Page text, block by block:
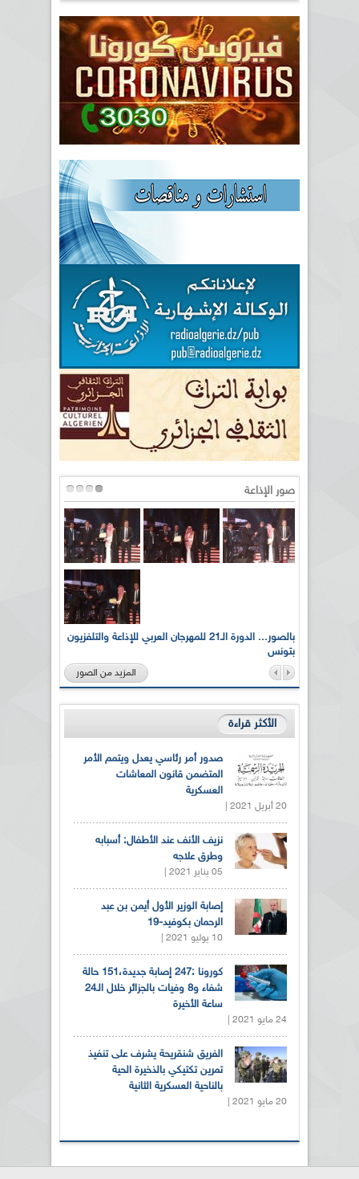
صور الإذاعة
بالصور... الدورة الـ21 للمهرجان العربي للإذاعة والتلفزيون
بتونس
المزيد من الصور
الأكثر قراءة
صدور أمر رئاسي يعدل ويتمم الأمر
المتضمن قانون المعاشات
العسكرية
20 أبريل 2021 |
نزيف الأنف عند الأطفال: أسبابه
وطرق علاجه
05 يناير 2021 |
إصابة الوزير الأول أيمن بن عبد
الرحمان بكوفيد-19
10 يوليو 2021 |
كورونا :247 إصابة جديدة،151 حالة
شفاء و8 وفيات بالجزائر خلال الـ24
ساعة الأخيرة
24 مايو 2021 |
الفريق شنقريحة يشرف على تنفيذ
تمرين تكتيكي بالذخيرة الحية
بالناحية العسكرية الثانية
20 مايو 2021 |